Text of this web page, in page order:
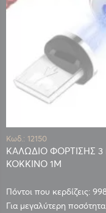
Κωδ.: 12150
ΚΑΛΩΔΙΟ ΦΟΡΤΙΣΗΣ
ΚΟΚΚΙΝΟ 1Μ
Πόντοι που κερδίζεις:
Για μεγαλύτερη